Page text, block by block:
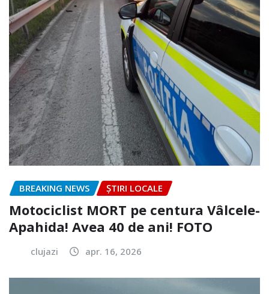
BREAKING NEWS ȘTIRI LOCALE
Motociclist MORT pe centura Vâlcele-
Apahida! Avea 40 de ani! FOTO
clujazi apr. 16, 2026